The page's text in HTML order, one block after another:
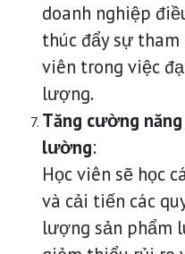
doanh nghiệp
thúc đẩy sự
viên trong việc
lượng.
Tăng cường
lường:
Học viên sẽ học
và cải tiến các
lượng sản phẩm